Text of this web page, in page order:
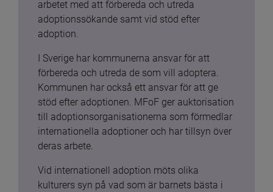
arbetet med att förbereda och utreda
adoptionssökande samt vid stöd efter
adoption.
I Sverige har kommunerna ansvar för att
förbereda och utreda de som vill adoptera.
Kommunen har också ett ansvar för att ge
stöd efter adoptionen. MFoF ger auktorisation
till adoptionsorganisationerna som förmedlar
internationella adoptioner och har tillsyn över
deras arbete.
Vid internationell adoption möts olika
kulturers syn på vad som är barnets bästa i